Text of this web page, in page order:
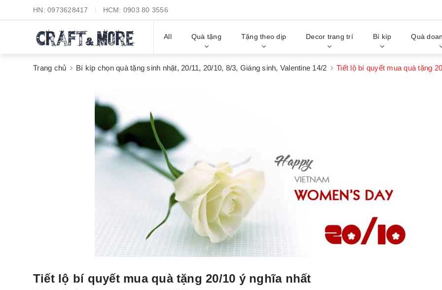
HN: 0973628417 HCM: 0903 80 3556
All Quà tặng Tặng theo dịp Decor trang trí Bí kíp Quà
Trang chủ Bí kíp chọn quà tặng sinh nhật, 20/11, 20/10, 8/3, Giáng sinh, Valentine 14/2 Tiết lộ bí quyết mua quà tặng
Tiết lộ bí quyết mua quà tặng 20/10 ý nghĩa nhất